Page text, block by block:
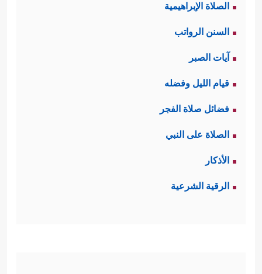
ٱلۡعَـٰلَمِینَ﴿٣٣﴾
ذُرِّیَّةَۢ بَعۡضُهَا مِنۢ بَعۡضࣲۗ وَٱللَّهُ سَمِیعٌ
عَلِیمٌ﴿٣٤﴾ ﴾
للحق أينما كان زمانًا ومكانًا وحالًا، بغض
النظر عن الانتماءات الثانويَّة والجانبيَّة،
كالانتماء للنسب والأرض واللون والطبقة
الاجتماعية.
خامسًا: والكافرون أيضًا لهم سندهم
الصلاة الإبراهيمية
السنن الرواتب
آيات الصبر
قيام الليل وفضله
فضائل صلاة الفجر
الصلاة على النبي
الأذكار
الرقية الشرعية